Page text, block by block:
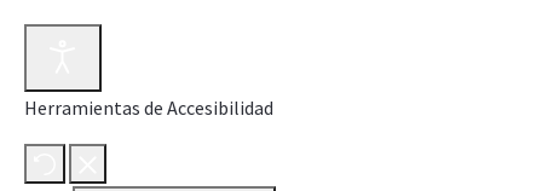
Herramientas de Accesibilidad